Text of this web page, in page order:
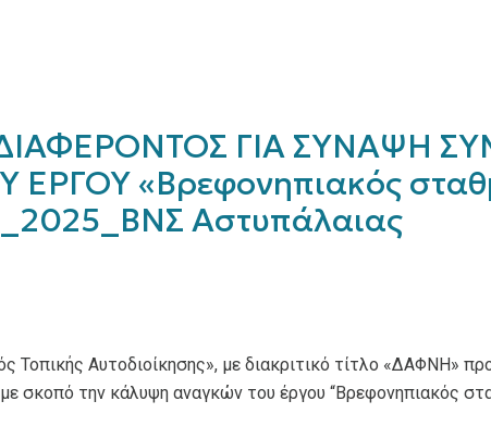
ΓΙΑ ΣΥΝΑΨΗ
«Βρεφονηπιακός
Αστυπάλαιας
Αυτοδιοίκησης», με διακριτικό τίτλο «ΔΑΦΝΗ»
σκοπό την κάλυψη αναγκών του έργου “Βρεφονηπιακός